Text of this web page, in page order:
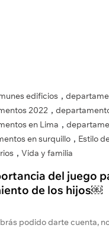
edificios ,
2022 ,
en Lima ,
en surquillo , Estilo
, Vida y familia
del juego
de los hijos￼
podido darte cuenta,